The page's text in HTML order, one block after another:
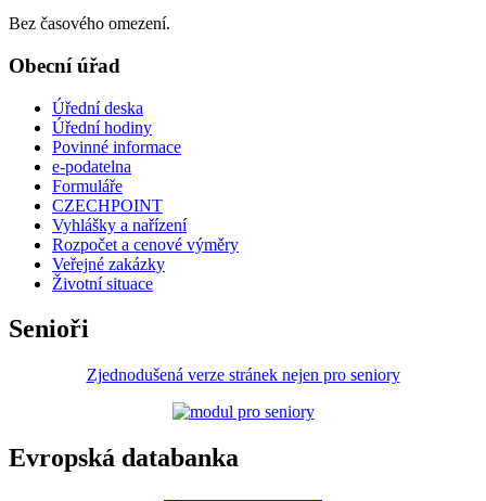
Bez časového omezení.
Obecní úřad
Úřední deska
Úřední hodiny
Povinné informace
e-podatelna
Formuláře
CZECHPOINT
Vyhlášky a nařízení
Rozpočet a cenové výměry
Veřejné zakázky
Životní situace
Senioři
Zjednodušená verze stránek nejen pro seniory
Evropská databanka